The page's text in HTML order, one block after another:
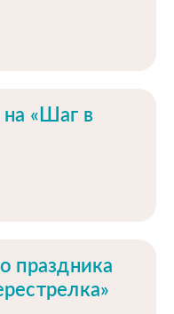
«Шаг в
праздника